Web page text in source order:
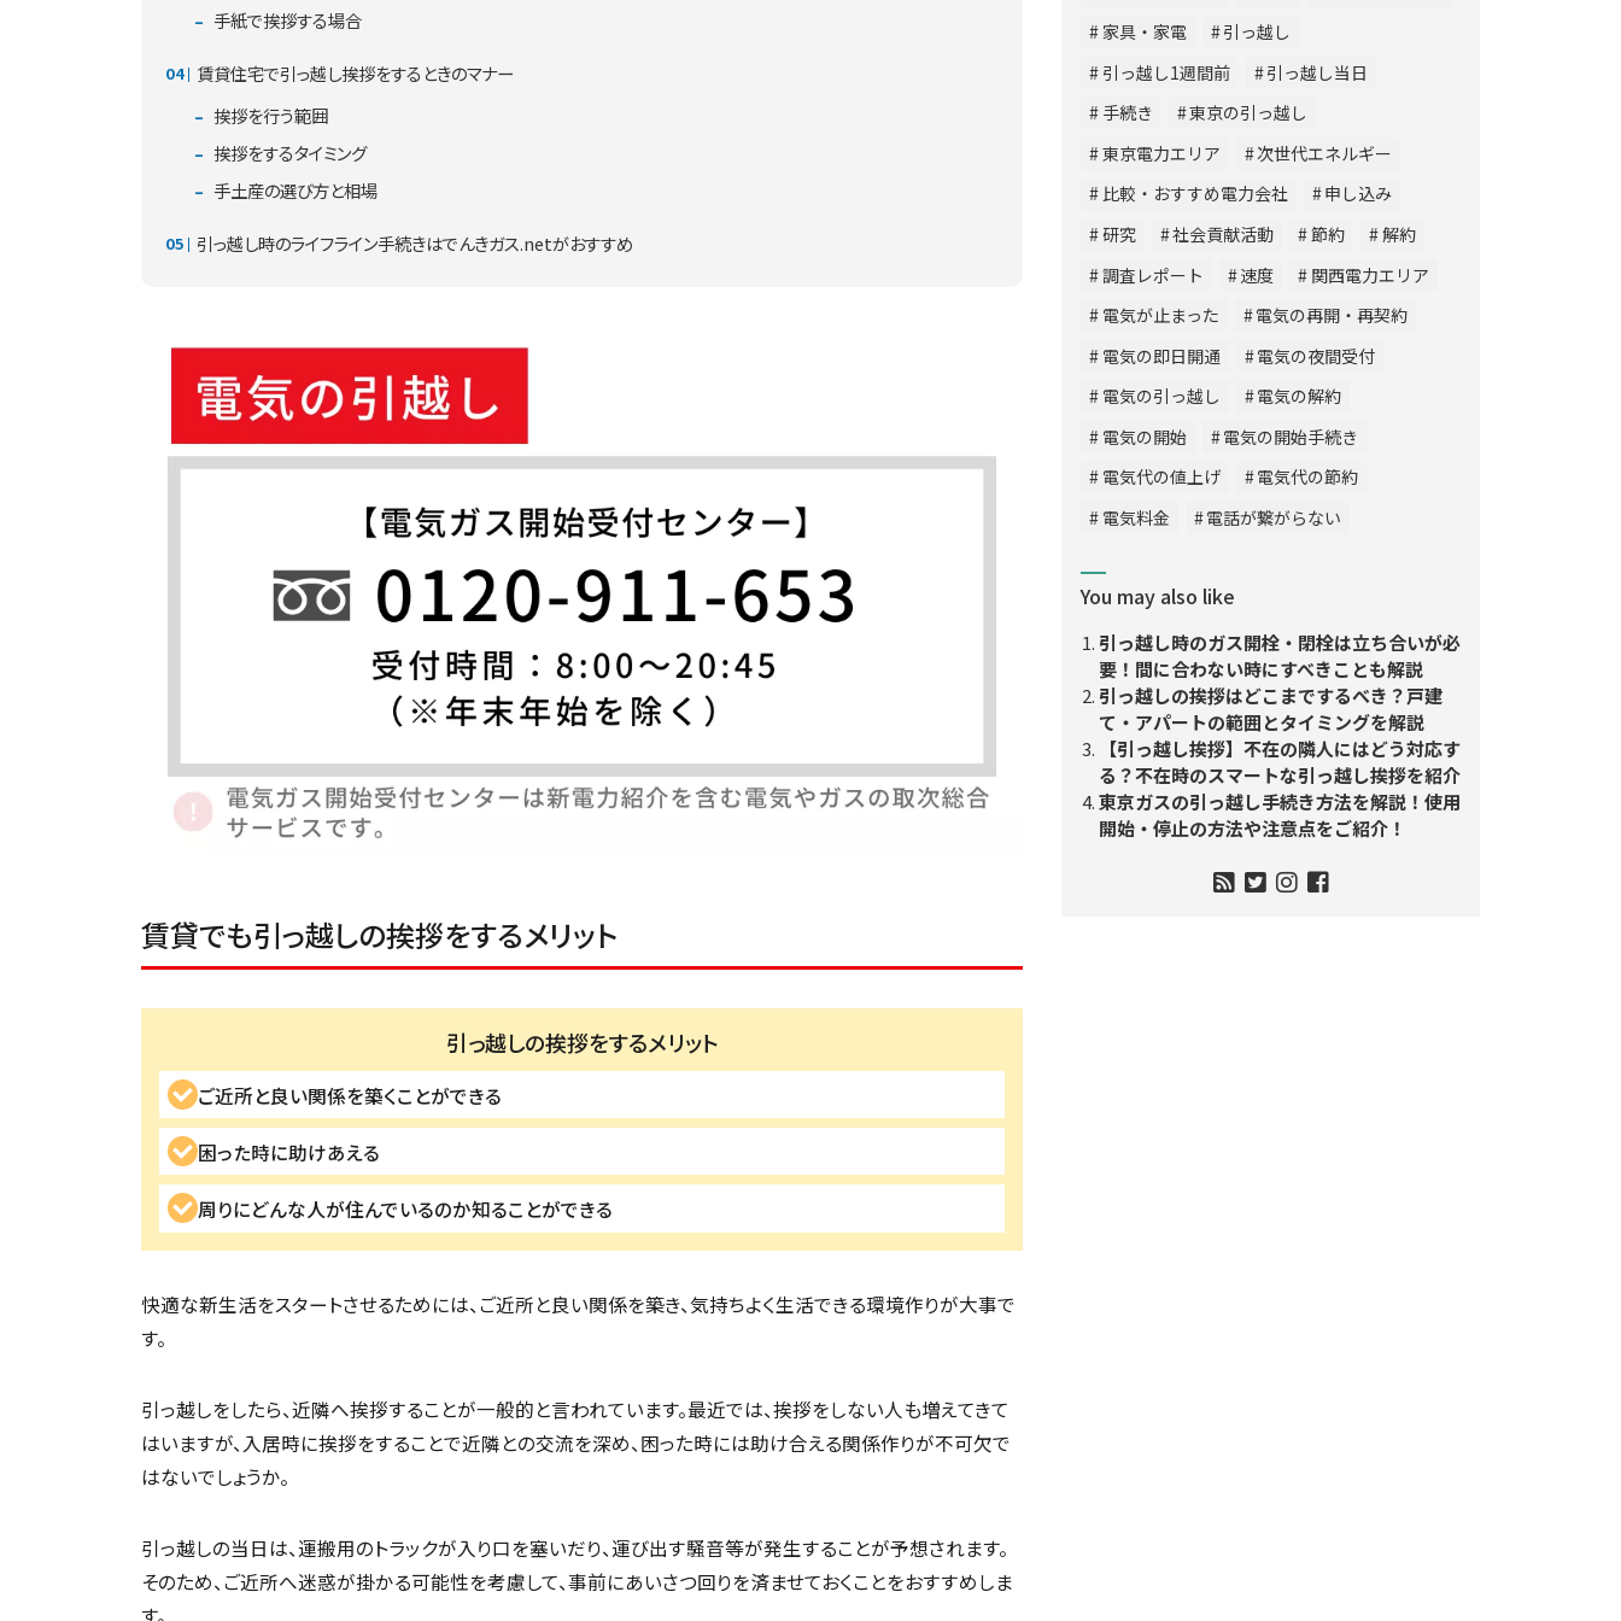
手紙で挨拶する場合
賃貸住宅で引っ越し挨拶をするときのマナー
挨拶を行う範囲
挨拶をするタイミング
手土産の選び方と相場
引っ越し時のライフライン手続きはでんきガス.netがおすすめ
賃貸でも引っ越しの挨拶をするメリット
引っ越しの挨拶をするメリット
ご近所と良い関係を築くことができる
困った時に助けあえる
周りにどんな人が住んでいるのか知ることができる
快適な新生活をスタートさせるためには、ご近所と良い関係を築き、気持ちよく生活できる環境作りが大事で
す。
引っ越しをしたら、近隣へ挨拶することが一般的と言われています。最近では、挨拶をしない人も増えてきて
はいますが、入居時に挨拶をすることで近隣との交流を深め、困った時には助け合える関係作りが不可欠で
はないでしょうか。
引っ越しの当日は、運搬用のトラックが入り口を塞いだり、運び出す騒音等が発生することが予想されます。
そのため、ご近所へ迷惑が掛かる可能性を考慮して、事前にあいさつ回りを済ませておくことをおすすめしま
す。
家具・家電
引っ越し
引っ越し1週間前
引っ越し当日
手続き
東京の引っ越し
東京電力エリア
次世代エネルギー
比較・おすすめ電力会社
申し込み
研究
社会貢献活動 節約
解約
調査レポート
速度
関西電力エリア
電気が止まった
電気の再開・再契約
電気の即日開通
電気の夜間受付
電気の引っ越し
電気の解約
電気の開始
電気の開始手続き
電気代の値上げ
電気代の節約
電気料金
電話が繋がらない
You may also like
引っ越し時のガス開栓・閉栓は立ち合いが必
要！間に合わない時にすべきことも解説
引っ越しの挨拶はどこまでするべき？戸建
て・アパートの範囲とタイミングを解説
【引っ越し挨拶】不在の隣人にはどう対応す
る？不在時のスマートな引っ越し挨拶を紹介
東京ガスの引っ越し手続き方法を解説！使用
開始・停止の方法や注意点をご紹介！